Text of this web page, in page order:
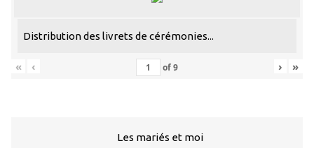
Distribution des livrets de cérémonies...
« ‹ of9 › »
Les mariés et moi